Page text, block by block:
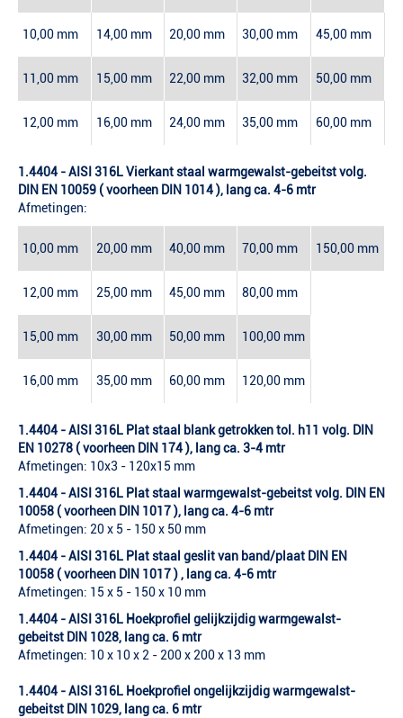
10,00 mm 14,00 mm 20,00 mm 30,00 mm 45,00 mm
11,00 mm 15,00 mm 22,00 mm 32,00 mm 50,00 mm
12,00 mm 16,00 mm 24,00 mm 35,00 mm 60,00 mm
1.4404 - AISI 316L Vierkant staal warmgewalst-gebeitst volg.
DIN EN 10059 ( voorheen DIN 1014 ), lang ca. 4-6 mtr
Afmetingen:
10,00 mm 20,00 mm 40,00 mm 70,00 mm 150,00 mm
12,00 mm 25,00 mm 45,00 mm 80,00 mm
15,00 mm 30,00 mm 50,00 mm 100,00 mm
16,00 mm 35,00 mm 60,00 mm 120,00 mm
1.4404 - AISI 316L Plat staal blank getrokken tol. h11 volg. DIN
EN 10278 ( voorheen DIN 174 ), lang ca. 3-4 mtr
Afmetingen: 10x3 - 120x15 mm
1.4404 - AISI 316L Plat staal warmgewalst-gebeitst volg. DIN EN
10058 ( voorheen DIN 1017 ), lang ca. 4-6 mtr
Afmetingen: 20 x 5 - 150 x 50 mm
1.4404 - AISI 316L Plat staal geslit van band/plaat DIN EN
10058 ( voorheen DIN 1017 ) , lang ca. 4-6 mtr
Afmetingen: 15 x 5 - 150 x 10 mm
1.4404 - AISI 316L Hoekprofiel gelijkzijdig warmgewalst-
gebeitst DIN 1028, lang ca. 6 mtr
Afmetingen: 10 x 10 x 2 - 200 x 200 x 13 mm
1.4404 - AISI 316L Hoekprofiel ongelijkzijdig warmgewalst-
gebeitst DIN 1029, lang ca. 6 mtr